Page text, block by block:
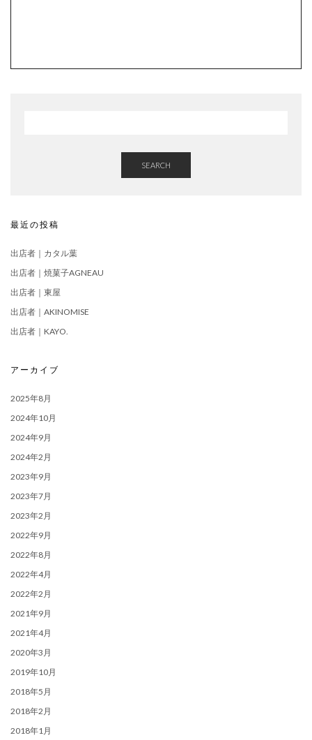
SEARCH
最近の投稿
出店者｜カタル葉
出店者｜焼菓子AGNEAU
出店者｜東屋
出店者｜AKINOMISE
出店者｜KAYO.
アーカイブ
2025年8月
2024年10月
2024年9月
2024年2月
2023年9月
2023年7月
2023年2月
2022年9月
2022年8月
2022年4月
2022年2月
2021年9月
2021年4月
2020年3月
2019年10月
2018年5月
2018年2月
2018年1月